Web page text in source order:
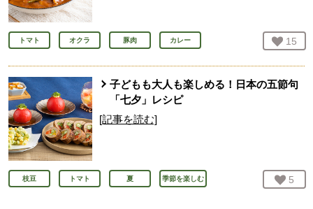
トマト オクラ 豚肉 カレー お気
15
子どもも大人も楽しめる！日本の五節句
「七夕」レシピ
[記事を読む]
枝豆 トマト 夏 季節を楽しむ お気
5